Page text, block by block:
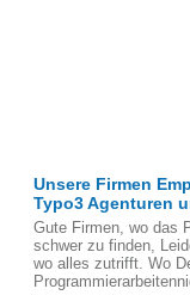
Unsere Firmen
Typo3 Agenturen
Gute Firmen, wo das
schwer zu finden,
wo alles zutrifft. Wo